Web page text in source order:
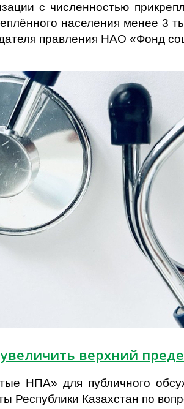
с численностью
населения менее 3
правления НАО «Фонд
верхний
НПА» для публичного
Республики Казахстан по